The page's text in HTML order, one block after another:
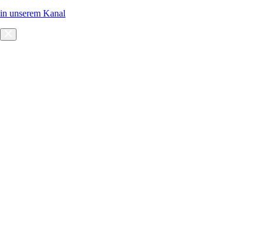
in unserem Kanal